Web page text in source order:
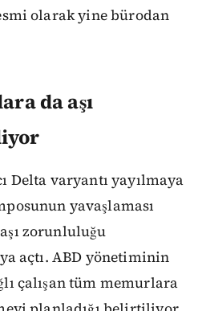
olarak yine bürodan
da aşı
Delta varyantı yayılmaya
yavaşlaması
zorunluluğu
açtı. ABD yönetiminin
çalışan tüm memurlara